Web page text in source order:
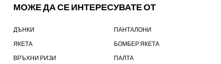
МОЖЕ ДА СЕ ИНТЕРЕСУВАТЕ ОТ
ДЪНКИ ПАНТАЛОНИ
ЯКЕТА БОМБЕР ЯКЕТА
ВРЪХНИ РИЗИ ПАЛТА